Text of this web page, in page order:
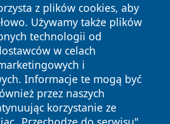
z plików cookies, aby
Używamy także plików
technologii od
w celach
i
Informacje te mogą być
przez naszych
korzystanie ze
Wszystkie prawa zastrzeżone.
Polityka